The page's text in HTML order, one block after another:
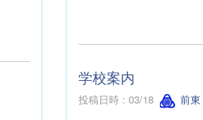
学校案内
投稿日時 : 03/18 前東